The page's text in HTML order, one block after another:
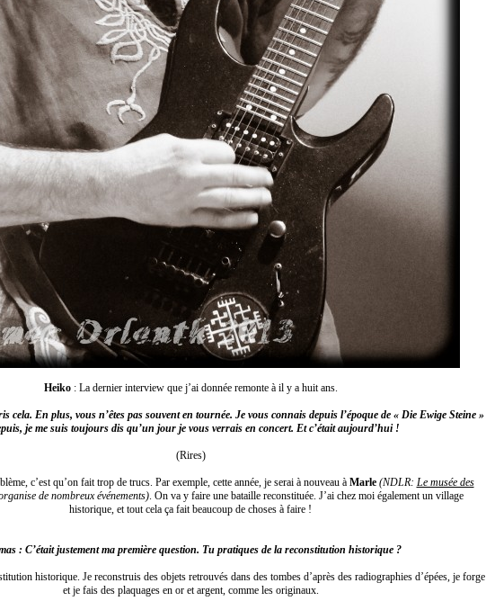
Heiko : La dernier interview que j’ai donnée remonte à il y a huit ans.
cela. En plus, vous n’êtes pas souvent en tournée. Je vous connais depuis l’époque de « Die Ewige Steine »
je me suis toujours dis qu’un jour je vous verrais en concert. Et c’était aujourd’hui !
(Rires)
c’est qu’on fait trop de trucs. Par exemple, cette année, je serai à nouveau à Marle (NDLR: Le musée des
de nombreux événements). On va y faire une bataille reconstituée. J’ai chez moi également un village
historique, et tout cela ça fait beaucoup de choses à faire !
: C’était justement ma première question. Tu pratiques de la reconstitution historique ?
historique. Je reconstruis des objets retrouvés dans des tombes d’après des radiographies d’épées, je forge
et je fais des plaquages en or et argent, comme les originaux.